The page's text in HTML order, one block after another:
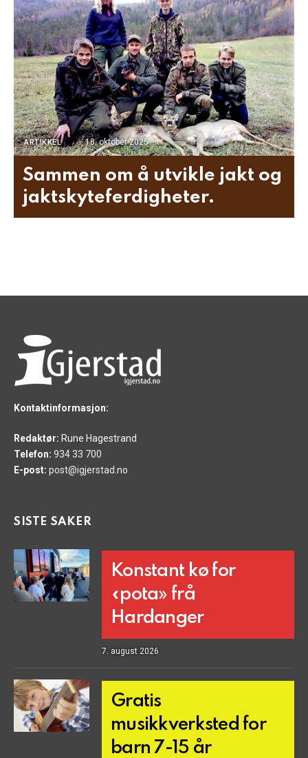
ARTIKKEL 18. oktober 2025
Sammen om å utvikle jakt og
jaktskyteferdigheter.
Kontaktinformasjon:
Redaktør: Rune Hagestrand
Telefon: 934 33 700
E-post: post@igjerstad.no
SISTE SAKER
Konstant kø for
«pota» frå
Hardanger
7. august 2026
Gratis
musikkverksted for
barn 7-15 år